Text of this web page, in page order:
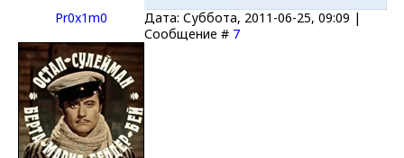
Pr0x1m0
Дата: Суббота, 2011-06-25, 09:09 |
Сообщение # 7